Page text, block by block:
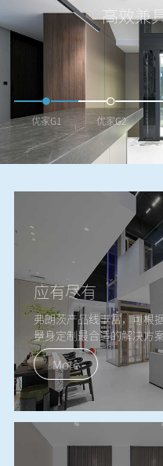
高效兼
优家G1 优家G2
应有尽有
弗朗茨产品线丰富，可根
量身定制最合适的解决方
More